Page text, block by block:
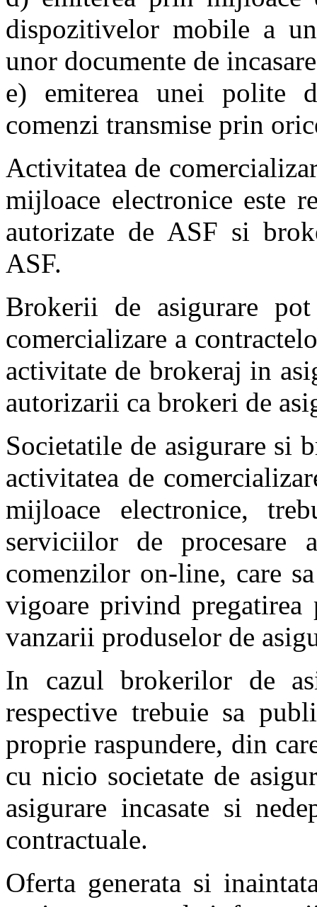
dispozitivelor mobile a
unor documente de
e) emiterea unei polite
comenzi transmise prin
Activitatea de
mijloace electronice este
autorizate de ASF si
ASF.
Brokerii de asigurare
comercializare a
activitate de brokeraj in
autorizarii ca brokeri de
Societatile de asigurare si
activitatea de
mijloace electronice,
serviciilor de
comenzilor on-line, care
vigoare privind pregatirea
vanzarii produselor de
In cazul brokerilor de
respective trebuie sa
proprie raspundere, din
cu nicio societate de
asigurare incasate si
contractuale.
Oferta generata si